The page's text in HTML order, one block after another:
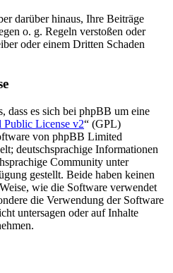
darüber hinaus, Ihre Beiträge
o. g. Regeln verstoßen oder
oder einem Dritten Schaden
dass es sich bei phpBB um eine
License v2“ (GPL)
von phpBB Limited
deutschsprachige Informationen
Community unter
gestellt. Beide haben keinen
wie die Software verwendet
die Verwendung der Software
untersagen oder auf Inhalte